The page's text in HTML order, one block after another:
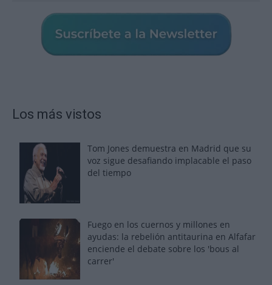
Los más vistos
Tom Jones demuestra en Madrid que su
voz sigue desafiando implacable el paso
del tiempo
Fuego en los cuernos y millones en
ayudas: la rebelión antitaurina en Alfafar
enciende el debate sobre los 'bous al
carrer'